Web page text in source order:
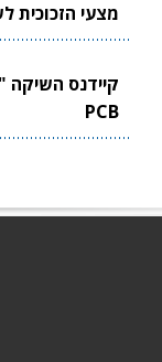
מצעי הזכוכית
קיידנס השיקה
PCB